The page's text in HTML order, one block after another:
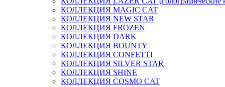
КОЛЛЕКЦИЯ MAGIC CAT
КОЛЛЕКЦИЯ NEW STAR
КОЛЛЕКЦИЯ FROZEN
КОЛЛЕКЦИЯ DARK
КОЛЛЕКЦИЯ BOUNTY
КОЛЛЕКЦИЯ CONFETTI
КОЛЛЕКЦИЯ SILVER STAR
КОЛЛЕКЦИЯ SHINE
КОЛЛЕКЦИЯ COSMO CAT